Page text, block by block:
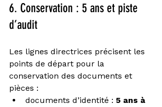
6. Conservation : 5 ans et piste
d’audit
Les lignes directrices précisent les
points de départ pour la
conservation des documents et
pièces :
documents d’identité : 5 ans à